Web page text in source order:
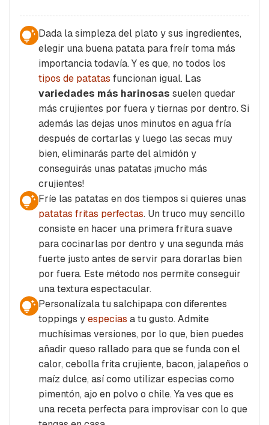
Dada la simpleza del plato y sus ingredientes,
elegir una buena patata para freír toma más
importancia todavía. Y es que, no todos los
tipos de patatas funcionan igual. Las
variedades más harinosas suelen quedar
más crujientes por fuera y tiernas por dentro. Si
además las dejas unos minutos en agua fría
después de cortarlas y luego las secas muy
bien, eliminarás parte del almidón y
conseguirás unas patatas ¡mucho más
crujientes!
Fríe las patatas en dos tiempos si quieres unas
patatas fritas perfectas. Un truco muy sencillo
consiste en hacer una primera fritura suave
para cocinarlas por dentro y una segunda más
fuerte justo antes de servir para dorarlas bien
por fuera. Este método nos permite conseguir
una textura espectacular.
Personalízala tu salchipapa con diferentes
toppings yespecias a tu gusto. Admite
muchísimas versiones, por lo que, bien puedes
añadir queso rallado para que se funda con el
calor, cebolla frita crujiente, bacon, jalapeños o
maíz dulce, así como utilizar especias como
pimentón, ajo en polvo o chile. Ya ves que es
una receta perfecta para improvisar con lo que